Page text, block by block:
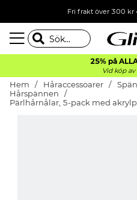
Fri frakt över 300 kr•
25% på
Vid köp
Hem Håraccessoarer
Hårspännen
Pärlhårnålar, 5-pack med